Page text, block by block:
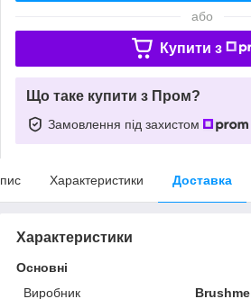
або
Купити з
Що таке купити з Пром?
Замовлення під захистом
Характеристики Доставка
Характеристики
Основні
Виробник
Brushme